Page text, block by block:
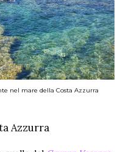
nel mare della Costa Azzurra
Azzurra